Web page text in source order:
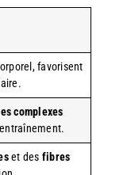
favorisent
complexes
et des fibres